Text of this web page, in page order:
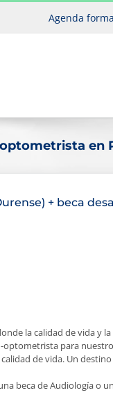
Agenda
en
+ beca
la calidad de vida y
para
de vida. Un
beca de Audiología o